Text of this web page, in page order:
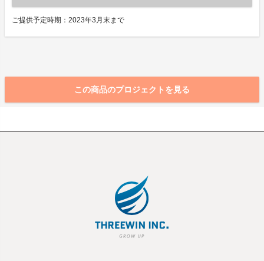
ご提供予定時期：2023年3月末まで
この商品のプロジェクトを見る